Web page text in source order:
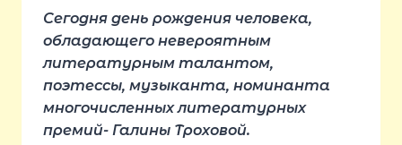
Сегодня день рождения человека,
обладающего невероятным
литературным талантом,
поэтессы, музыканта, номинанта
многочисленных литературных
премий- Галины Троховой.